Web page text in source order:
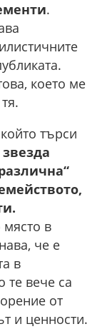
.
което ме
търси
в
че е
в
те вече са
от
и ценности.